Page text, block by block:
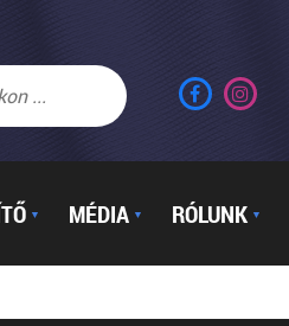
▼ MÉDIA ▼ RÓLUNK ▼